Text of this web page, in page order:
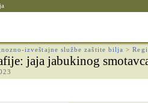
izveštajne službe zaštite bilja >
: jaja jabukinog